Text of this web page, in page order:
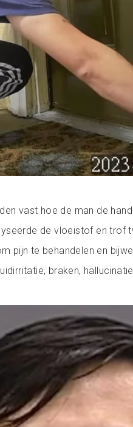
vast hoe de man de
de vloeistof en trof
pijn te behandelen en
braken,